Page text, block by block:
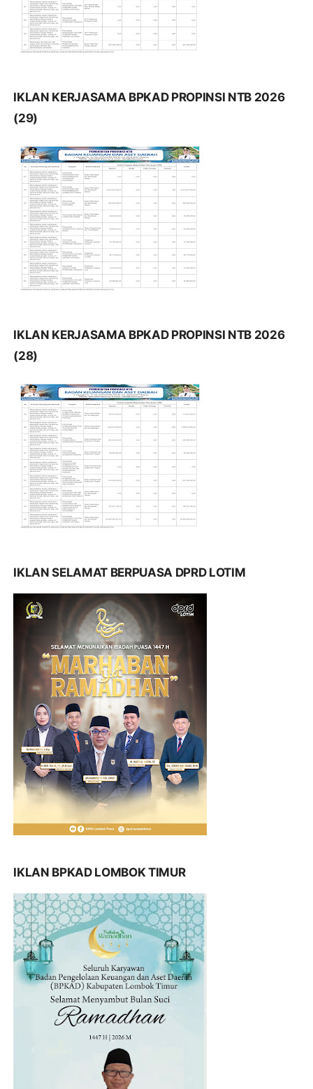
IKLAN KERJASAMA BPKAD PROPINSI NTB 2026
(29)
IKLAN KERJASAMA BPKAD PROPINSI NTB 2026
(28)
IKLAN SELAMAT BERPUASA DPRD LOTIM
IKLAN BPKAD LOMBOK TIMUR